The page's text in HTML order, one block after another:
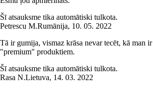
Šī atsauksme tika automātiski tulkota.
Petrescu M.Rumānija, 10. 05. 2022
Tā ir gumija, vismaz krāsa nevar tecēt, kā man
"premium" produktiem.
Šī atsauksme tika automātiski tulkota.
Rasa N.Lietuva, 14. 03. 2022